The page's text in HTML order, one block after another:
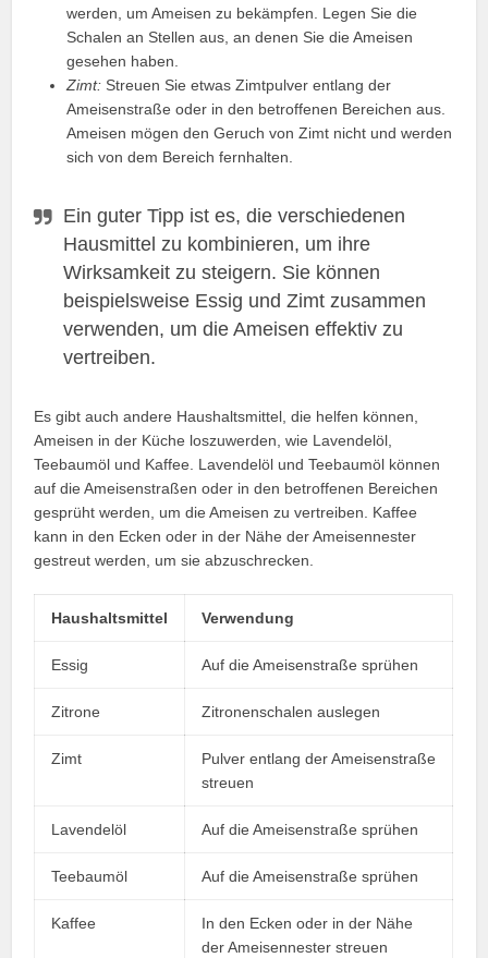
werden, um Ameisen zu bekämpfen. Legen Sie die
Schalen an Stellen aus, an denen Sie die Ameisen
gesehen haben.
Zimt: Streuen Sie etwas Zimtpulver entlang der
Ameisenstraße oder in den betroffenen Bereichen aus.
Ameisen mögen den Geruch von Zimt nicht und werden
sich von dem Bereich fernhalten.
Ein guter Tipp ist es, die verschiedenen
Hausmittel zu kombinieren, um ihre
Wirksamkeit zu steigern. Sie können
beispielsweise Essig und Zimt zusammen
verwenden, um die Ameisen effektiv zu
vertreiben.
Es gibt auch andere Haushaltsmittel, die helfen können,
Ameisen in der Küche loszuwerden, wie Lavendelöl,
Teebaumöl und Kaffee. Lavendelöl und Teebaumöl können
auf die Ameisenstraßen oder in den betroffenen Bereichen
gesprüht werden, um die Ameisen zu vertreiben. Kaffee
kann in den Ecken oder in der Nähe der Ameisennester
gestreut werden, um sie abzuschrecken.
Haushaltsmittel Verwendung
Essig Auf die Ameisenstraße sprühen
Zitrone Zitronenschalen auslegen
Zimt
Pulver entlang der Ameisenstraße
streuen
Lavendelöl Auf die Ameisenstraße sprühen
Teebaumöl Auf die Ameisenstraße sprühen
Kaffee
In den Ecken oder in der Nähe
der Ameisennester streuen